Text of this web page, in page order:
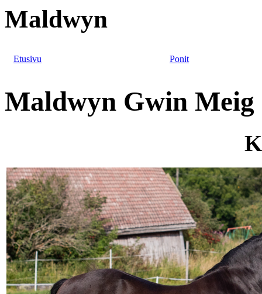
Maldwyn
Etusivu Ponit
Maldwyn Gwin Meig